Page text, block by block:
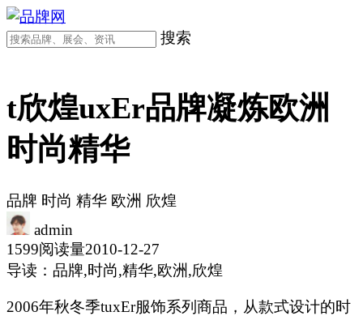
搜索
t欣煌uxEr品牌凝炼欧洲
时尚精华
品牌 时尚 精华 欧洲 欣煌
admin
1599阅读量2010-12-27
导读：品牌,时尚,精华,欧洲,欣煌
2006年秋冬季tuxEr服饰系列商品，从款式设计的时